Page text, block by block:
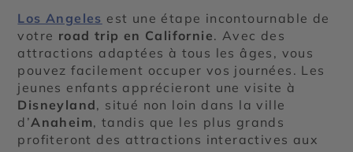
Los Angeles est une étape incontournable de
votre road trip en Californie. Avec des
attractions adaptées à tous les âges, vous
pouvez facilement occuper vos journées. Les
jeunes enfants apprécieront une visite à
Disneyland, situé non loin dans la ville
d’Anaheim, tandis que les plus grands
profiteront des attractions interactives aux